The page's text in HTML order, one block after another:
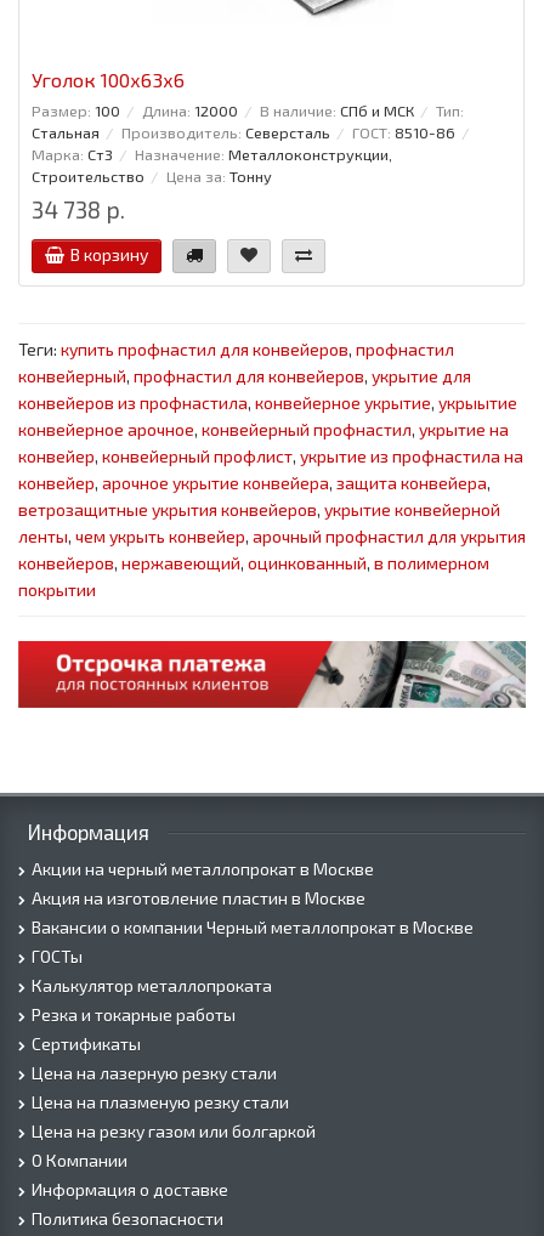
Уголок 100x63x6
Размер: 100 Длина: 12000 В наличие: СПб и МСК
Тип:
Стальная
Производитель: Северсталь ГОСТ: 8510-86
Марка: Ст3 Назначение: Металлоконструкции,
Строительство
Цена за: Тонну
34 738 р.
В корзину
Теги: купить профнастил для конвейеров, профнастил
конвейерный, профнастил для конвейеров, укрытие для
конвейеров из профнастила, конвейерное укрытие, укрыытие
конвейерное арочное, конвейерный профнастил, укрытие на
конвейер, конвейерный профлист, укрытие из профнастила на
конвейер, арочное укрытие конвейера, защита конвейера,
ветрозащитные укрытия конвейеров, укрытие конвейерной
ленты, чем укрыть конвейер, арочный профнастил для укрытия
конвейеров, нержавеющий, оцинкованный, в полимерном
покрытии
Информация
Акции на черный металлопрокат в Москве
Акция на изготовление пластин в Москве
Вакансии о компании Черный металлопрокат в Москве
ГОСТы
Калькулятор металлопроката
Резка и токарные работы
Сертификаты
Цена на лазерную резку стали
Цена на плазменую резку стали
Цена на резку газом или болгаркой
О Компании
Информация о доставке
Политика безопасности